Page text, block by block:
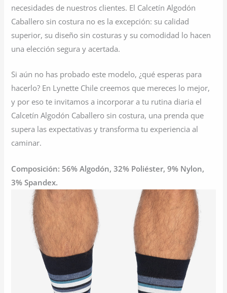
necesidades de nuestros clientes. El Calcetín Algodón
Caballero sin costura no es la excepción: su calidad
superior, su diseño sin costuras y su comodidad lo hacen
una elección segura y acertada.
Si aún no has probado este modelo, ¿qué esperas para
hacerlo? En Lynette Chile creemos que mereces lo mejor,
y por eso te invitamos a incorporar a tu rutina diaria el
Calcetín Algodón Caballero sin costura, una prenda que
supera las expectativas y transforma tu experiencia al
caminar.
Composición: 56% Algodón, 32% Poliéster, 9% Nylon,
3% Spandex.